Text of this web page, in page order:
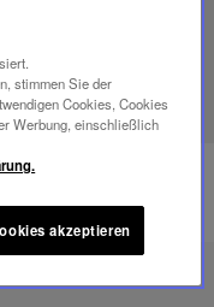
FAIRE
stimmen Sie der
Cookies, Cookies
Werbung, einschließlich
akzeptieren